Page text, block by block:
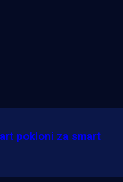
pokloni za smart